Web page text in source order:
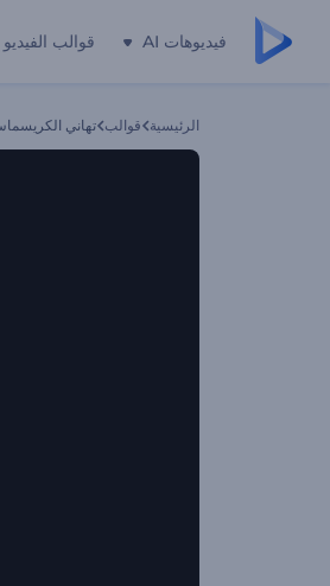
فيديوهات AI قوالب الفيديو
الرئيسية قوالب تهاني